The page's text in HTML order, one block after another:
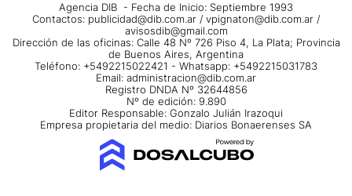
Agencia DIB - Fecha de Inicio: Septiembre 1993
Contactos: publicidad@dib.com.ar / vpignaton@dib.com.ar /
avisosdib@gmail.com
Dirección de las oficinas: Calle 48 Nº 726 Piso 4, La Plata; Provincia
de Buenos Aires, Argentina
Teléfono: +5492215022421 - Whatsapp: +5492215031783
Email: administracion@dib.com.ar
Registro DNDA Nº 32644856
Nº de edición: 9.890
Editor Responsable: Gonzalo Julián Irazoqui
Empresa propietaria del medio: Diarios Bonaerenses SA